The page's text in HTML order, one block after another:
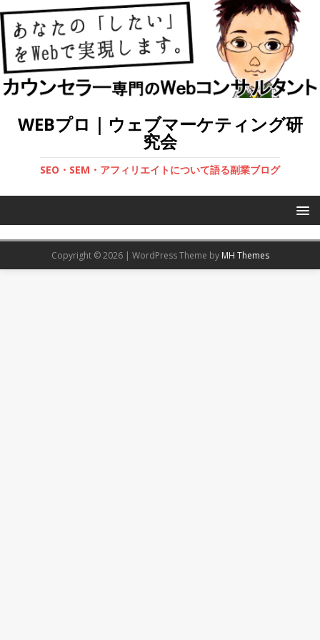
WEBプロ｜ウェブマーケティング研
究会
SEO・SEM・アフィリエイトについて語る副業ブログ
Copyright © 2026 | WordPress Theme by MH Themes